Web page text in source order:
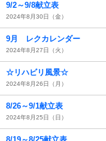
9/2～9/8献立表
2024年8月30日（金）
9月 レクカレンダー
2024年8月27日（火）
☆リハビリ風景☆
2024年8月26日（月）
8/26～9/1献立表
2024年8月25日（日）